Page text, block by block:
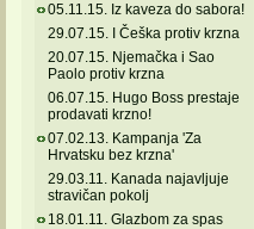
05.11.15. Iz kaveza do sabora!
29.07.15. I Češka protiv krzna
20.07.15. Njemačka i Sao
Paolo protiv krzna
06.07.15. Hugo Boss prestaje
prodavati krzno!
07.02.13. Kampanja 'Za
Hrvatsku bez krzna'
29.03.11. Kanada najavljuje
stravičan pokolj
18.01.11. Glazbom za spas